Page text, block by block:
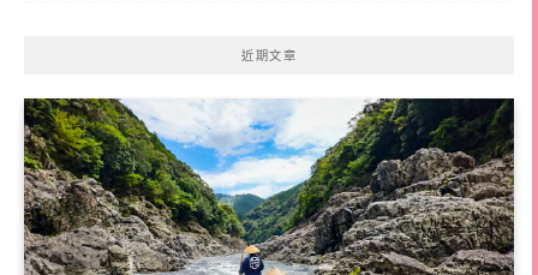
近期文章